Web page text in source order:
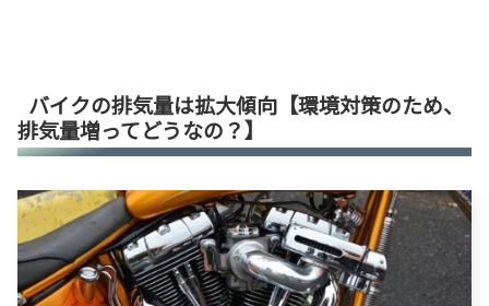
バイクの排気量は拡大傾向【環境対策のため、
排気量増ってどうなの？】